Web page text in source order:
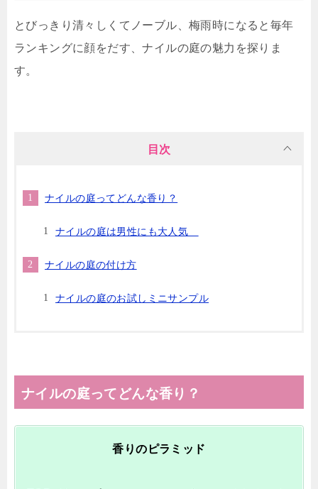
とびっきり清々しくてノーブル、梅雨時になると毎年
ランキングに顔をだす、ナイルの庭の魅力を探りま
す。
目次
ナイルの庭ってどんな香り？
ナイルの庭は男性にも大人気
ナイルの庭の付け方
ナイルの庭のお試しミニサンプル
ナイルの庭ってどんな香り？
香りのピラミッド